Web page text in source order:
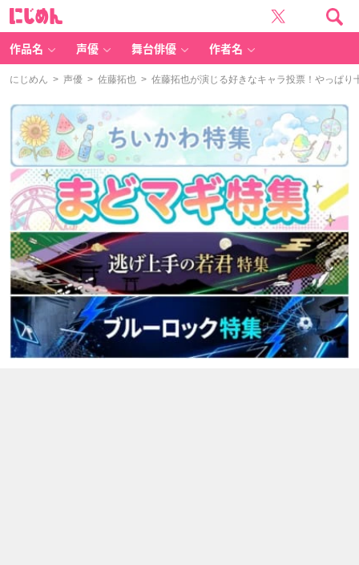
作品名 声優 舞台俳優 作者名
にじめん > 声優 > 佐藤拓也 > 佐藤拓也が演じる好きなキャラ投票！やっぱ